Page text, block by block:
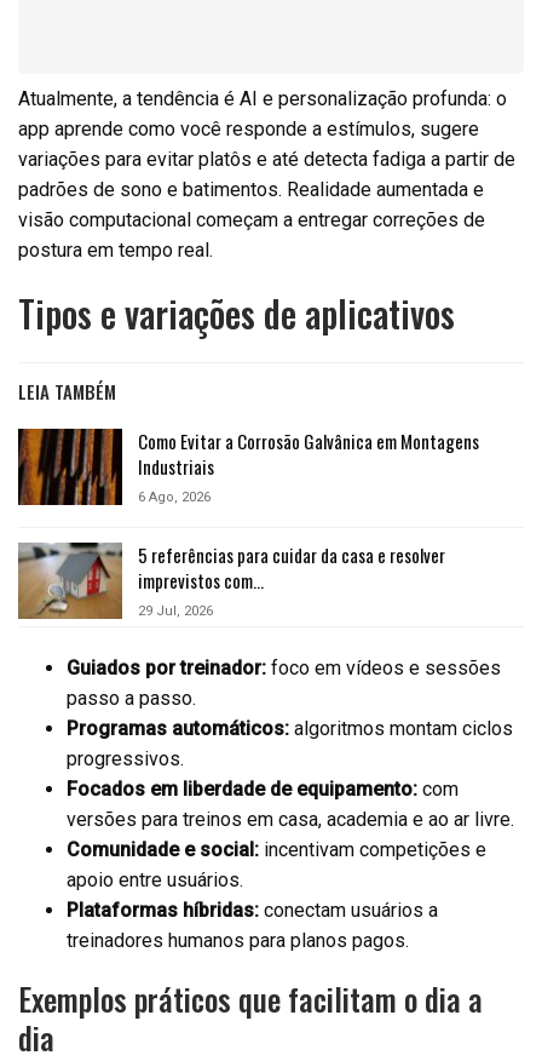
Atualmente, a tendência é AI e personalização profunda: o
app aprende como você responde a estímulos, sugere
variações para evitar platôs e até detecta fadiga a partir de
padrões de sono e batimentos. Realidade aumentada e
visão computacional começam a entregar correções de
postura em tempo real.
Tipos e variações de aplicativos
LEIA TAMBÉM
Como Evitar a Corrosão Galvânica em Montagens
Industriais
6 Ago, 2026
5 referências para cuidar da casa e resolver
imprevistos com…
29 Jul, 2026
Guiados por treinador: foco em vídeos e sessões
passo a passo.
Programas automáticos: algoritmos montam ciclos
progressivos.
Focados em liberdade de equipamento: com
versões para treinos em casa, academia e ao ar livre.
Comunidade e social: incentivam competições e
apoio entre usuários.
Plataformas híbridas: conectam usuários a
treinadores humanos para planos pagos.
Exemplos práticos que facilitam o dia a
dia